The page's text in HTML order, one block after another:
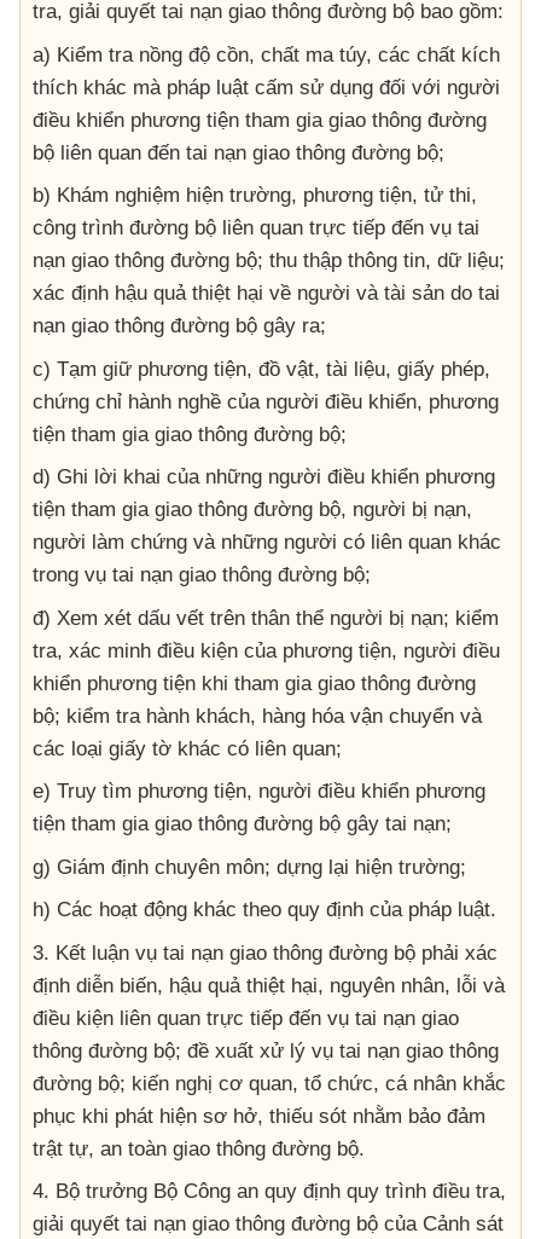
tra, giải quyết tai nạn giao thông đường bộ bao gồm:
a) Kiểm tra nồng độ cồn, chất ma túy, các chất kích
thích khác mà pháp luật cấm sử dụng đối với người
điều khiển phương tiện tham gia giao thông đường
bộ liên quan đến tai nạn giao thông đường bộ;
b) Khám nghiệm hiện trường, phương tiện, tử thi,
công trình đường bộ liên quan trực tiếp đến vụ tai
nạn giao thông đường bộ; thu thập thông tin, dữ liệu;
xác định hậu quả thiệt hại về người và tài sản do tai
nạn giao thông đường bộ gây ra;
c) Tạm giữ phương tiện, đồ vật, tài liệu, giấy phép,
chứng chỉ hành nghề của người điều khiển, phương
tiện tham gia giao thông đường bộ;
d) Ghi lời khai của những người điều khiển phương
tiện tham gia giao thông đường bộ, người bị nạn,
người làm chứng và những người có liên quan khác
trong vụ tai nạn giao thông đường bộ;
đ) Xem xét dấu vết trên thân thể người bị nạn; kiểm
tra, xác minh điều kiện của phương tiện, người điều
khiển phương tiện khi tham gia giao thông đường
bộ; kiểm tra hành khách, hàng hóa vận chuyển và
các loại giấy tờ khác có liên quan;
e) Truy tìm phương tiện, người điều khiển phương
tiện tham gia giao thông đường bộ gây tai nạn;
g) Giám định chuyên môn; dựng lại hiện trường;
h) Các hoạt động khác theo quy định của pháp luật.
3. Kết luận vụ tai nạn giao thông đường bộ phải xác
định diễn biến, hậu quả thiệt hại, nguyên nhân, lỗi và
điều kiện liên quan trực tiếp đến vụ tai nạn giao
thông đường bộ; đề xuất xử lý vụ tai nạn giao thông
đường bộ; kiến nghị cơ quan, tổ chức, cá nhân khắc
phục khi phát hiện sơ hở, thiếu sót nhằm bảo đảm
trật tự, an toàn giao thông đường bộ.
4. Bộ trưởng Bộ Công an quy định quy trình điều tra,
giải quyết tai nạn giao thông đường bộ của Cảnh sát